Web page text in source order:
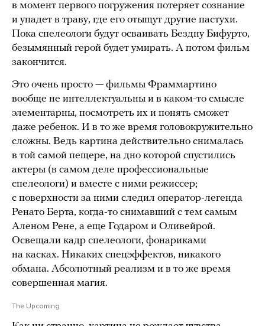
в момент первого погружения потеряет сознание
и упадет в траву, где его отыщут другие пастухи.
Пока спелеологи будут осваивать Бездну Бифурто,
безымянный герой будет умирать. А потом фильм
закончится.
Это очень просто — фильмы Фраммартино
вообще не интеллектуальны и в каком-то смысле
элементарны, посмотреть их и понять сможет
даже ребенок. И в то же время головокружительно
сложны. Ведь картина действительно снималась
в той самой пещере, на дно которой спустились
актеры (в самом деле профессиональные
спелеологи) и вместе с ними режиссер;
с поверхности за ними следил оператор-легенда
Ренато Берта, когда-то снимавший с тем самым
Аленом Рене, а еще Годаром и Оливейрой.
Освещали кадр спелеологи, фонариками
на касках. Никаких спецэффектов, никакого
обмана. Абсолютный реализм и в то же время
совершенная магия.
The Upcoming